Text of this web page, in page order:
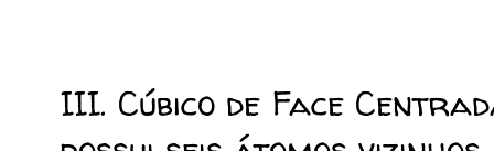
III. Cúbico de Face